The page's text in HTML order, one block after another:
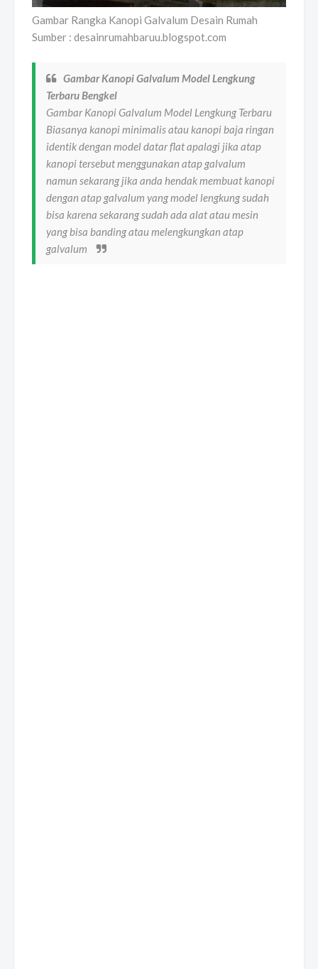
Gambar Rangka Kanopi Galvalum Desain Rumah
Sumber : desainrumahbaruu.blogspot.com
Gambar Kanopi Galvalum Model Lengkung
Terbaru Bengkel
Gambar Kanopi Galvalum Model Lengkung Terbaru
Biasanya kanopi minimalis atau kanopi baja ringan
identik dengan model datar flat apalagi jika atap
kanopi tersebut menggunakan atap galvalum
namun sekarang jika anda hendak membuat kanopi
dengan atap galvalum yang model lengkung sudah
bisa karena sekarang sudah ada alat atau mesin
yang bisa banding atau melengkungkan atap
galvalum